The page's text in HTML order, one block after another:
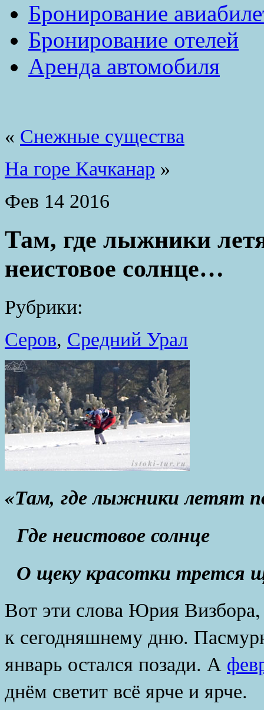
Бронирование
Бронирование отелей
Аренда автомобиля
« Снежные существа
На горе Качканар »
Фев 14 2016
Там, где лыжники
неистовое солнце…
Рубрики:
Серов, Средний Урал
«Там, где лыжники летят
Где неистовое солнце
О щеку красотки трется
Вот эти слова Юрия
к сегодняшнему дню.
январь остался позади. А
днём светит всё ярче и ярче.